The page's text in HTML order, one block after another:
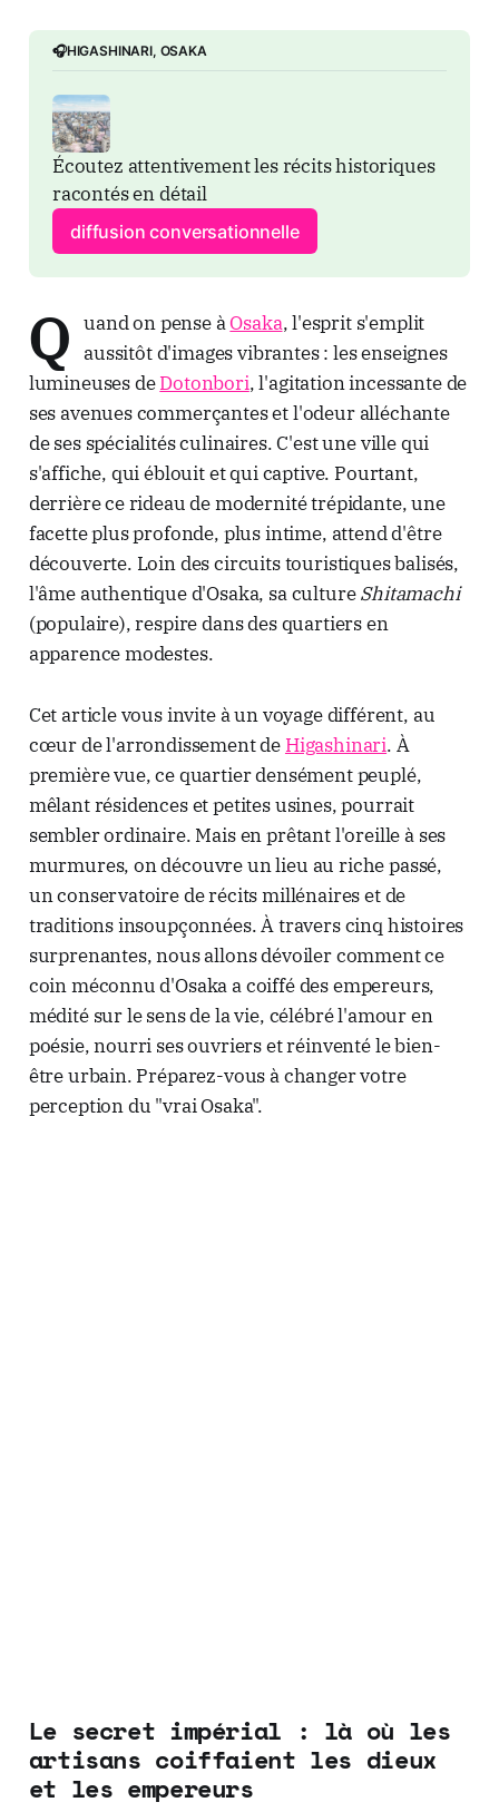
🎧HIGASHINARI, OSAKA
Écoutez attentivement les récits historiques
racontés en détail
diffusion conversationnelle
Q uand on pense àOsaka, l'esprit s'emplit
aussitôt d'images vibrantes : les enseignes
lumineuses deDotonbori, l'agitation incessante de
ses avenues commerçantes et l'odeur alléchante
de ses spécialités culinaires. C'est une ville qui
s'affiche, qui éblouit et qui captive. Pourtant,
derrière ce rideau de modernité trépidante, une
facette plus profonde, plus intime, attend d'être
découverte. Loin des circuits touristiques balisés,
l'âme authentique d'Osaka, sa cultureShitamachi
(populaire), respire dans des quartiers en
apparence modestes.
Cet article vous invite à un voyage différent, au
cœur de l'arrondissement de Higashinari. À
première vue, ce quartier densément peuplé,
mêlant résidences et petites usines, pourrait
sembler ordinaire. Mais en prêtant l'oreille à ses
murmures, on découvre un lieu au riche passé,
un conservatoire de récits millénaires et de
traditions insoupçonnées. À travers cinq histoires
surprenantes, nous allons dévoiler comment ce
coin méconnu d'Osaka a coiffé des empereurs,
médité sur le sens de la vie, célébré l'amour en
poésie, nourri ses ouvriers et réinventé le bien-
être urbain. Préparez-vous à changer votre
perception du "vrai Osaka".
Le secret impérial : là où les
artisans coiffaient les dieux
et les empereurs